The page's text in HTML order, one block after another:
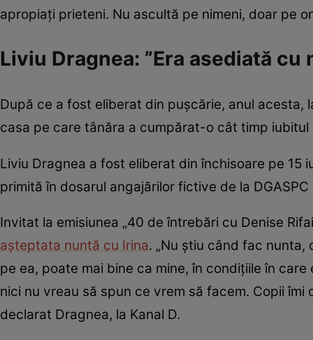
apropiați prieteni. Nu ascultă pe nimeni, doar pe
Liviu Dragnea: ”Era asediată
După ce a fost eliberat din pușcărie, anul acesta,
casa pe care tânăra a cumpărat-o cât timp
Liviu Dragnea a fost eliberat din închisoare pe 15
primită în dosarul angajărilor fictive de la DGASPC
Invitat la emisiunea „40 de întrebări cu Denise
așteptata nuntă cu Irina. „Nu știu când fac
pe ea, poate mai bine ca mine, în condițiile în
nici nu vreau să spun ce vrem să facem. Copii
declarat Dragnea, la Kanal D.